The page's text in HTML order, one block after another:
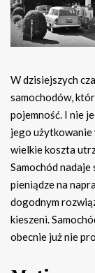
W dzisiejszych
samochodów,
pojemność. I nie
jego użytkowanie
wielkie koszta
Samochód
pieniądze na
dogodnym
kieszeni.
obecnie już nie